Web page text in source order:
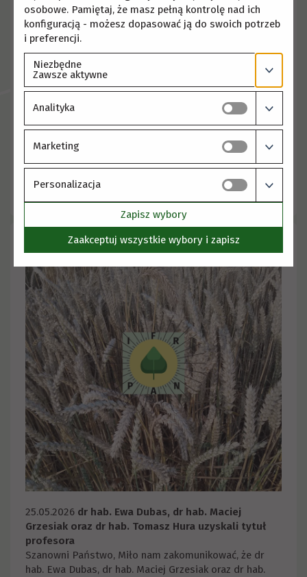
10.06.2026 Postępowanie w sprawie nadania Pani dr
DIANIE SAJA-GARBARZ stopnia doktora
25.05.2026 dr hab. Ewa Dubas, dr hab. Maciej
Grzesiak oraz dr hab. Tomasz Hura uzyskali tytuł
profesora
Szanowni Państwo, Miło nam zakomunikować, że dr
hab. Ewa Dubas, dr hab. Maciej Grzesiak oraz dr hab.
osobowe. Pamiętaj, że masz pełną kontrolę nad ich
konfiguracją - możesz dopasować ją do swoich potrzeb
i preferencji.
Niezbędne
Zawsze aktywne
Analityka
Marketing
Personalizacja
Zapisz wybory
Zaakceptuj wszystkie wybory i zapisz